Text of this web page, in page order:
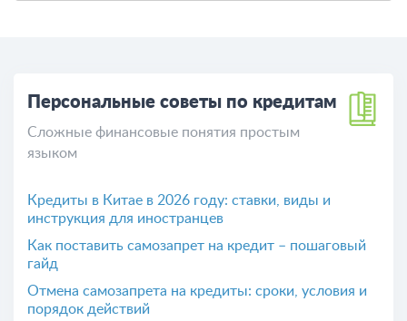
Персональные советы по кредитам
Сложные финансовые понятия простым
языком
Кредиты в Китае в 2026 году: ставки, виды и
инструкция для иностранцев
Как поставить самозапрет на кредит – пошаговый
гайд
Отмена самозапрета на кредиты: сроки, условия и
порядок действий